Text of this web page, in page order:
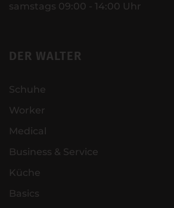
samstags 09:00 - 14:00 Uhr
DER WALTER
Schuhe
Worker
Medical
Business & Service
Küche
Basics